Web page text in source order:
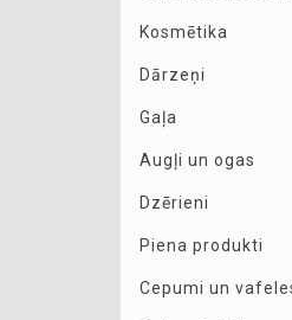
Kosmētika
Dārzeņi
Gaļa
Augļi un ogas
Dzērieni
Piena produkti
Cepumi un